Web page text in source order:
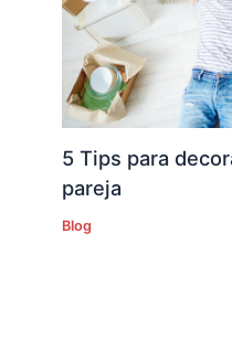
5 Tips para
pareja
Blog